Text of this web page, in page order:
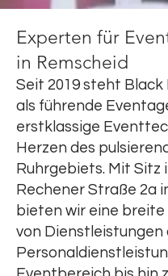
Experten für
in Remscheid
Seit 2019 steht Black
als führende
erstklassige
Herzen des
Ruhrgebiets. Mit Sitz
Rechener Straße 2a
bieten wir eine
von Dienstleistungen